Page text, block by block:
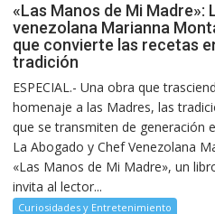
«Las Manos de Mi Madre»:
venezolana Marianna
que convierte las recetas
tradición
ESPECIAL.- Una obra que
homenaje a las Madres, las
que se transmiten de generación
La Abogado y Chef Venezolana
«Las Manos de Mi Madre», un
invita al lector...
Curiosidades y Entretenimiento